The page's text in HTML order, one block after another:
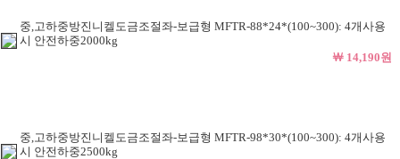
중,고하중방진니켈도금조절좌-보급형 MFTR-88*24*(100~300): 4개사용
시 안전하중2000kg
￦ 14,190원
중,고하중방진니켈도금조절좌-보급형 MFTR-98*30*(100~300): 4개사용
시 안전하중2500kg